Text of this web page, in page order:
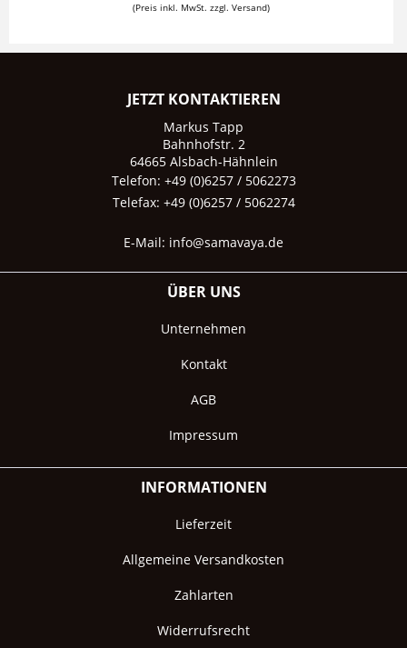
(Preis inkl. MwSt. zzgl. Versand)
JETZT KONTAKTIEREN
Markus Tapp
Bahnhofstr. 2
64665 Alsbach-Hähnlein
Telefon: +49 (0)6257 / 5062273
Telefax: +49 (0)6257 / 5062274
E-Mail: info@samavaya.de
ÜBER UNS
Unternehmen
Kontakt
AGB
Impressum
INFORMATIONEN
Lieferzeit
Allgemeine Versandkosten
Zahlarten
Widerrufsrecht